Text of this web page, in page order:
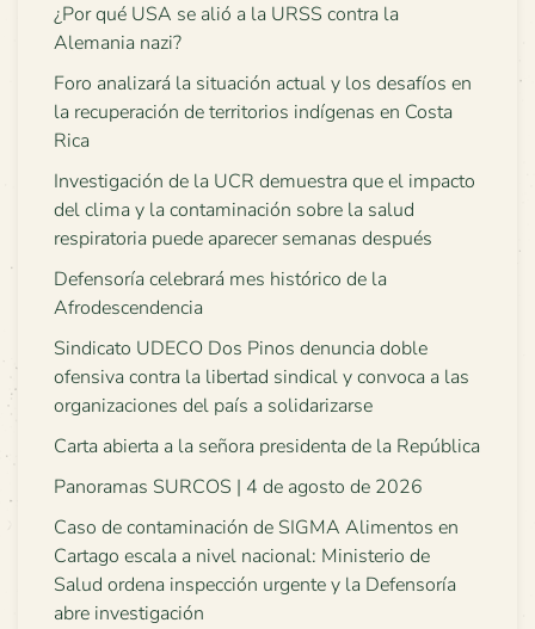
¿Por qué USA se alió a la URSS contra la
Alemania nazi?
Foro analizará la situación actual y los desafíos en
la recuperación de territorios indígenas en Costa
Rica
Investigación de la UCR demuestra que el impacto
del clima y la contaminación sobre la salud
respiratoria puede aparecer semanas después
Defensoría celebrará mes histórico de la
Afrodescendencia
Sindicato UDECO Dos Pinos denuncia doble
ofensiva contra la libertad sindical y convoca a las
organizaciones del país a solidarizarse
Carta abierta a la señora presidenta de la República
Panoramas SURCOS | 4 de agosto de 2026
Caso de contaminación de SIGMA Alimentos en
Cartago escala a nivel nacional: Ministerio de
Salud ordena inspección urgente y la Defensoría
abre investigación